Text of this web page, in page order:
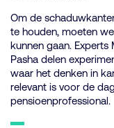
Om de
te houden, moeten
kunnen gaan. Experts
Pasha delen
waar het denken in
relevant is voor de
pensioenprofessional.